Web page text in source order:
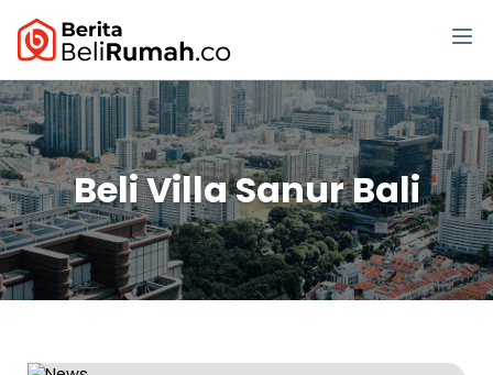
Beli Villa Sanur Bali